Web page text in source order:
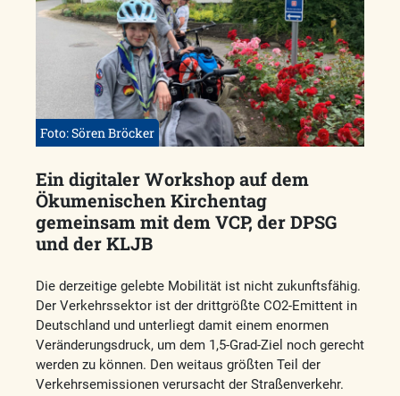
Foto: Sören Bröcker
Ein digitaler Workshop auf dem
Ökumenischen Kirchentag
gemeinsam mit dem VCP, der DPSG
und der KLJB
Die derzeitige gelebte Mobilität ist nicht zukunftsfähig.
Der Verkehrssektor ist der drittgrößte CO2-Emittent in
Deutschland und unterliegt damit einem enormen
Veränderungsdruck, um dem 1,5-Grad-Ziel noch gerecht
werden zu können. Den weitaus größten Teil der
Verkehrsemissionen verursacht der Straßenverkehr.